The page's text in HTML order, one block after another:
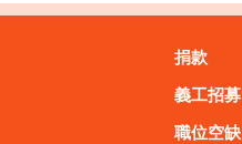
捐款
義工招募
職位空缺